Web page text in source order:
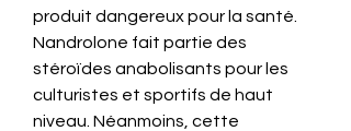
produit dangereux pour la santé.
Nandrolone fait partie des
stéroïdes anabolisants pour les
culturistes et sportifs de haut
niveau. Néanmoins, cette